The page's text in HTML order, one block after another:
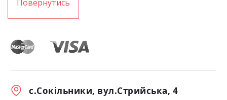
Повернутись
с.Сокільники, вул.Стрийська, 4